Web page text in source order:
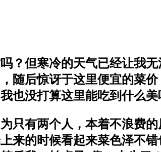
？但寒冷的天气已经让我
随后惊讶于这里便宜的菜
也没打算这里能吃到什么
只有两个人，本着不浪费
来的时候看起来菜色泽不